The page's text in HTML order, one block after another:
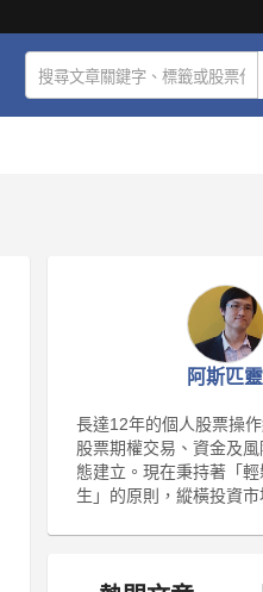
阿斯匹靈
長達12年的個人股票操
股票期權交易、資金及
態建立。現在秉持著「
生」的原則，縱橫投資市